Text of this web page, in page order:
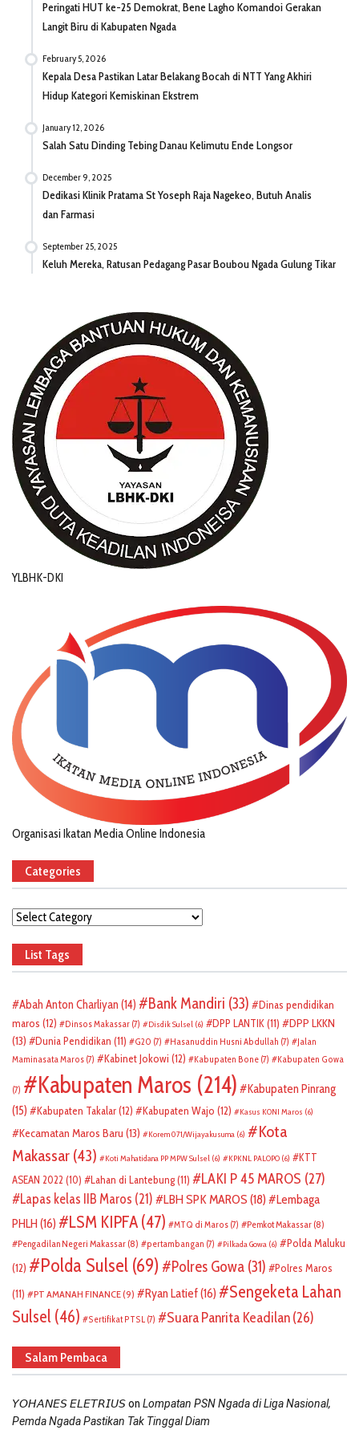
Peringati HUT ke-25 Demokrat, Bene Lagho Komandoi Gerakan
Langit Biru di Kabupaten Ngada
February 5, 2026
Kepala Desa Pastikan Latar Belakang Bocah di NTT Yang Akhiri
Hidup Kategori Kemiskinan Ekstrem
January 12, 2026
Salah Satu Dinding Tebing Danau Kelimutu Ende Longsor
December 9, 2025
Dedikasi Klinik Pratama St Yoseph Raja Nagekeo, Butuh Analis
dan Farmasi
September 25, 2025
Keluh Mereka, Ratusan Pedagang Pasar Boubou Ngada Gulung Tikar
YLBHK-DKI
Organisasi Ikatan Media Online Indonesia
Categories
Categories
List Tags
Abah Anton Charliyan (14) Bank Mandiri (33)
Dinas pendidikan
maros (12) Dinsos Makassar (7) Disdik Sulsel (6) DPP LANTIK(11)
DPP LKKN
(13)
Dunia Pendidikan (11) G20 (7) Hasanuddin Husni Abdullah (7)
Jalan
Maminasata Maros (7) Kabinet Jokowi (12) Kabupaten Bone (7) Kabupaten Gowa
(7) Kabupaten Maros (214)
Kabupaten Pinrang
(15)
Kabupaten Takalar(12) Kabupaten Wajo (12) Kasus KONI Maros (6)
Kecamatan Maros Baru (13) Korem 071/Wijayakusuma (6)
Kota
Makassar (43) Koti Mahatidana PP MPW Sulsel (6) KPKNL PALOPO (6)
KTT
ASEAN 2022 (10) Lahan di Lantebung(11) LAKI P 45 MAROS (27)
Lapas kelas IIB Maros (21) LBH SPK MAROS (18)
Lembaga
PHLH (16) LSM KIPFA (47) MTQ di Maros (7) Pemkot Makassar (8)
Pengadilan Negeri Makassar (8) pertambangan (7) Pilkada Gowa (6)
Polda Maluku
(12)
Polda Sulsel (69) Polres Gowa (31)
Polres Maros
(11)
PT AMANAH FINANCE(9) Ryan Latief(16)
Sengeketa Lahan
Sulsel (46) Sertifikat PTSL (7) Suara Panrita Keadilan(26)
Salam Pembaca
𝘠𝘖𝘏𝘈𝘕𝘌𝘚 𝘌𝘓𝘌𝘛𝘙𝘐𝘜𝘚on Lompatan PSN Ngada di Liga Nasional,
Pemda Ngada Pastikan Tak Tinggal Diam